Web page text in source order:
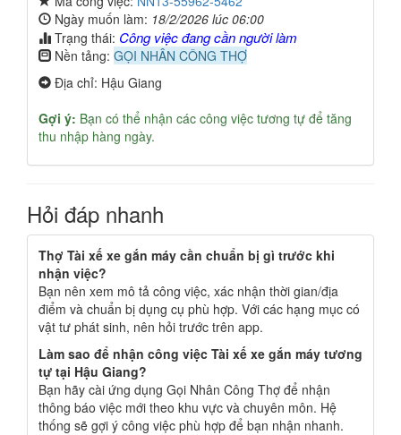
Ngày muốn làm: 18/2/2026 lúc 06:00
Trạng thái: Công việc đang cần người làm
Nền tảng: GỌI NHÂN CÔNG THỢ
Địa chỉ: Hậu Giang
Gợi ý: Bạn có thể nhận các công việc tương tự để tăng
thu nhập hàng ngày.
Hỏi đáp nhanh
Thợ Tài xế xe gắn máy cần chuẩn bị gì trước khi
nhận việc?
Bạn nên xem mô tả công việc, xác nhận thời gian/địa
điểm và chuẩn bị dụng cụ phù hợp. Với các hạng mục có
vật tư phát sinh, nên hỏi trước trên app.
Làm sao để nhận công việc Tài xế xe gắn máy tương
tự tại Hậu Giang?
Bạn hãy cài ứng dụng Gọi Nhân Công Thợ để nhận
thông báo việc mới theo khu vực và chuyên môn. Hệ
thống sẽ gợi ý công việc phù hợp để bạn nhận nhanh.